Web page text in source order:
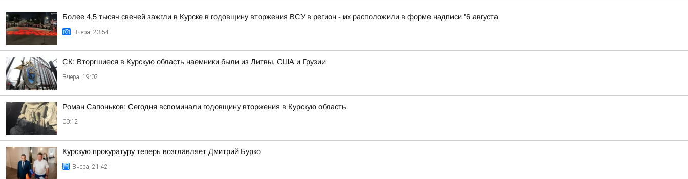
Более 4,5 тысяч свечей зажгли в Курске в годовщину вторжения ВСУ в регион - их расположили в форме надписи "6 августа
Вчера, 23:54
СК: Вторгшиеся в Курскую область наемники были из Литвы, США и Грузии
Вчера, 19:02
Роман Сапоньков: Сегодня вспоминали годовщину вторжения в Курскую область
00:12
Курскую прокуратуру теперь возглавляет Дмитрий Бурко
Вчера, 21:42